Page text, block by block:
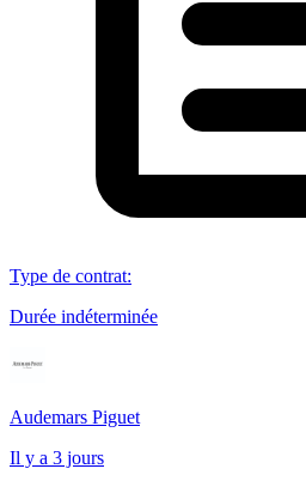
Type de contrat:
Durée indéterminée
Audemars Piguet
Il y a 3 jours